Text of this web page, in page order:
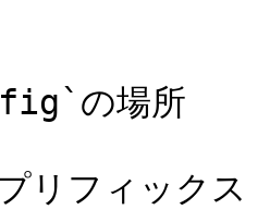
の場所
リフィックス